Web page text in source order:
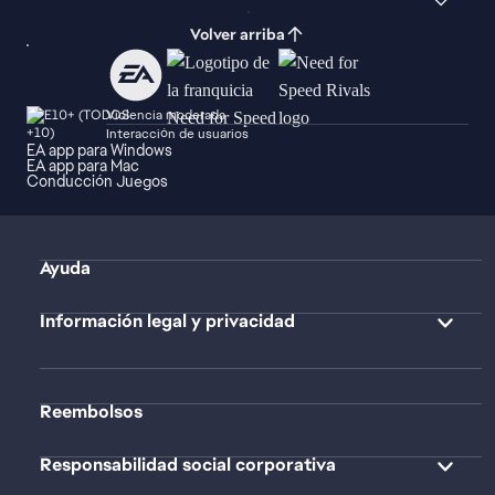
Volver arriba
Violencia moderada
Interacción de usuarios
EA app para Windows
EA app para Mac
Conducción Juegos
Ayuda
Información legal y privacidad
Reembolsos
Responsabilidad social corporativa